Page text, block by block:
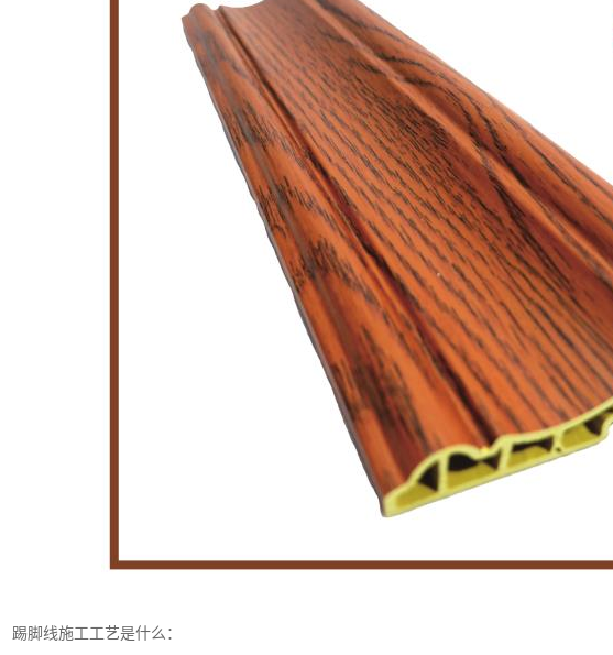
踢脚线施工工艺是什么：